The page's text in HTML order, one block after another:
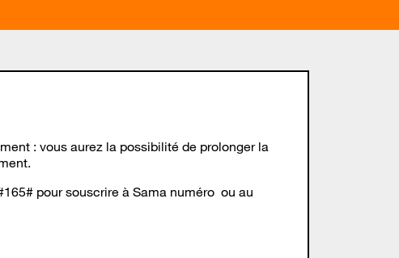
: vous aurez la possibilité de prolonger la
pour souscrire à Sama numéro ou au